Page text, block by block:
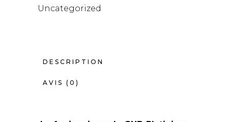
Uncategorized
DESCRIPTION
AVIS (0)